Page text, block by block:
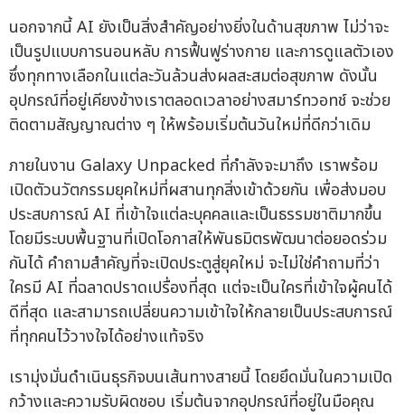
นอกจากนี้ AI ยังเป็นสิ่งสำคัญอย่างยิ่งในด้านสุขภาพ ไม่ว่าจะ
เป็นรูปแบบการนอนหลับ การฟื้นฟูร่างกาย และการดูแลตัวเอง
ซึ่งทุกทางเลือกในแต่ละวันล้วนส่งผลสะสมต่อสุขภาพ ดังนั้น
อุปกรณ์ที่อยู่เคียงข้างเราตลอดเวลาอย่างสมาร์ทวอทช์ จะช่วย
ติดตามสัญญาณต่าง ๆ ให้พร้อมเริ่มต้นวันใหม่ที่ดีกว่าเดิม
ภายในงาน Galaxy Unpacked ที่กำลังจะมาถึง เราพร้อม
เปิดตัวนวัตกรรมยุคใหม่ที่ผสานทุกสิ่งเข้าด้วยกัน เพื่อส่งมอบ
ประสบการณ์ AI ที่เข้าใจแต่ละบุคคลและเป็นธรรมชาติมากขึ้น
โดยมีระบบพื้นฐานที่เปิดโอกาสให้พันธมิตรพัฒนาต่อยอดร่วม
กันได้ คำถามสำคัญที่จะเปิดประตูสู่ยุคใหม่ จะไม่ใช่คำถามที่ว่า
ใครมี AI ที่ฉลาดปราดเปรื่องที่สุด แต่จะเป็นใครที่เข้าใจผู้คนได้
ดีที่สุด และสามารถเปลี่ยนความเข้าใจให้กลายเป็นประสบการณ์
ที่ทุกคนไว้วางใจได้อย่างแท้จริง
เรามุ่งมั่นดำเนินธุรกิจบนเส้นทางสายนี้ โดยยึดมั่นในความเปิด
กว้างและความรับผิดชอบ เริ่มต้นจากอุปกรณ์ที่อยู่ในมือคุณ